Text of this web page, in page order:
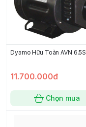
Dyamo Hữu Toàn AVN 6.5S
11.700.000đ
Chọn mua